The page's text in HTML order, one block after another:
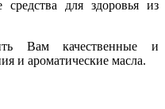
средства для здоровья из
Вам качественные и
и ароматические масла.